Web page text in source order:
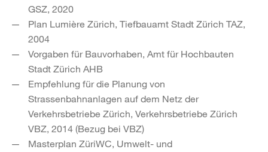
GSZ, 2020
Plan Lumière Zürich, Tiefbauamt Stadt Zürich TAZ,
2004
Vorgaben für Bauvorhaben, Amt für Hochbauten
Stadt Zürich AHB
Empfehlung für die Planung von
Strassenbahnanlagen auf dem Netz der
Verkehrsbetriebe Zürich, Verkehrsbetriebe Zürich
VBZ, 2014 (Bezug bei VBZ)
Masterplan ZüriWC, Umwelt- und